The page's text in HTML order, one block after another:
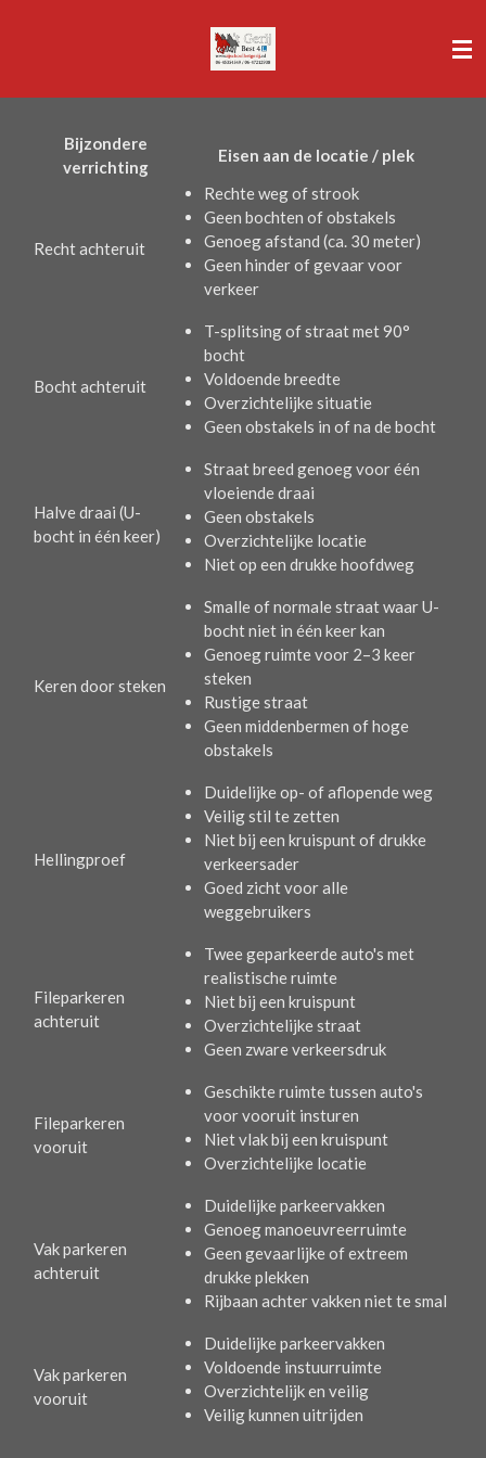
Bijzondere
verrichting
Eisen aan de locatie / plek
Recht achteruit
Rechte weg of strook
Geen bochten of obstakels
Genoeg afstand (ca. 30 meter)
Geen hinder of gevaar voor
verkeer
Bocht achteruit
T-splitsing of straat met 90°
bocht
Voldoende breedte
Overzichtelijke situatie
Geen obstakels in of na de bocht
Halve draai (U-
bocht in één keer)
Straat breed genoeg voor één
vloeiende draai
Geen obstakels
Overzichtelijke locatie
Niet op een drukke hoofdweg
Keren door steken
Smalle of normale straat waar U-
bocht niet in één keer kan
Genoeg ruimte voor 2–3 keer
steken
Rustige straat
Geen middenbermen of hoge
obstakels
Hellingproef
Duidelijke op- of aflopende weg
Veilig stil te zetten
Niet bij een kruispunt of drukke
verkeersader
Goed zicht voor alle
weggebruikers
Fileparkeren
achteruit
Twee geparkeerde auto's met
realistische ruimte
Niet bij een kruispunt
Overzichtelijke straat
Geen zware verkeersdruk
Fileparkeren
vooruit
Geschikte ruimte tussen auto's
voor vooruit insturen
Niet vlak bij een kruispunt
Overzichtelijke locatie
Vak parkeren
achteruit
Duidelijke parkeervakken
Genoeg manoeuvreerruimte
Geen gevaarlijke of extreem
drukke plekken
Rijbaan achter vakken niet te smal
Vak parkeren
vooruit
Duidelijke parkeervakken
Voldoende instuurruimte
Overzichtelijk en veilig
Veilig kunnen uitrijden